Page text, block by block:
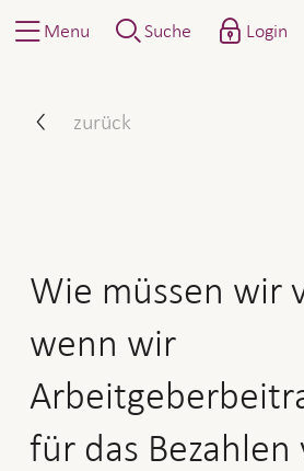
Menu Suche Login
zurück
Wie müssen wir
wenn wir
für das Bezahlen